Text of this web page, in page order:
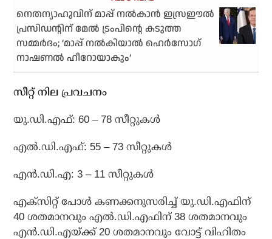
നെതന്യാഹുവിന് മാപ്പ് നല്‍കാന്‍ ഇസ്രഈല്‍
പ്രസിഡന്റിന് മേല്‍ ട്രംപിന്റെ കടുത്ത
സമ്മര്‍ദം; ‘മാപ്പ് നല്‍കിയാല്‍ ഹെര്‍സോഗ്
നാഷണല്‍ ഹീറോയാകും’
സീറ്റ് നില പ്രവചനം
യു.ഡി.എഫ്: 60 – 78 സീറ്റുകള്‍
എല്‍.ഡി.എഫ്: 55 – 73 സീറ്റുകള്‍
എന്‍.ഡി.എ: 3 – 11 സീറ്റുകള്‍
എക്‌സിറ്റ് പോള്‍ കണക്കനുസരിച്ച് യു.ഡി.എഫിന്
40 ശതമാനവും എല്‍.ഡി.എഫിന് 38 ശതമാനവും
എന്‍.ഡി.എയ്ക്ക് 20 ശതമാനവും വോട്ട് വിഹിതം